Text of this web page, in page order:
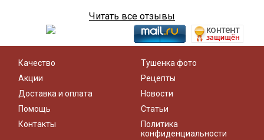
Читать все отзывы
Качество
Акции
Доставка и оплата
Помощь
Контакты
Тушенка фото
Рецепты
Новости
Статьи
Политика
конфиденциальности